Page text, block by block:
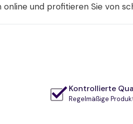
online und profitieren Sie von
Kontrollierte
Regelmäßige